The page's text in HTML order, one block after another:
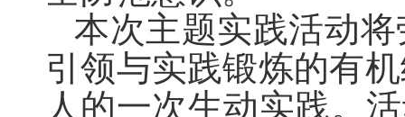
本次主题实践活动
引领与实践锻炼的有
人的一次生动实践。